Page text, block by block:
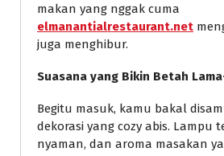
makan yang nggak cuma
elmanantialrestaurant.net
juga menghibur.
Suasana yang Bikin Betah
Begitu masuk, kamu bakal
dekorasi yang cozy abis. Lampu
nyaman, dan aroma masakan